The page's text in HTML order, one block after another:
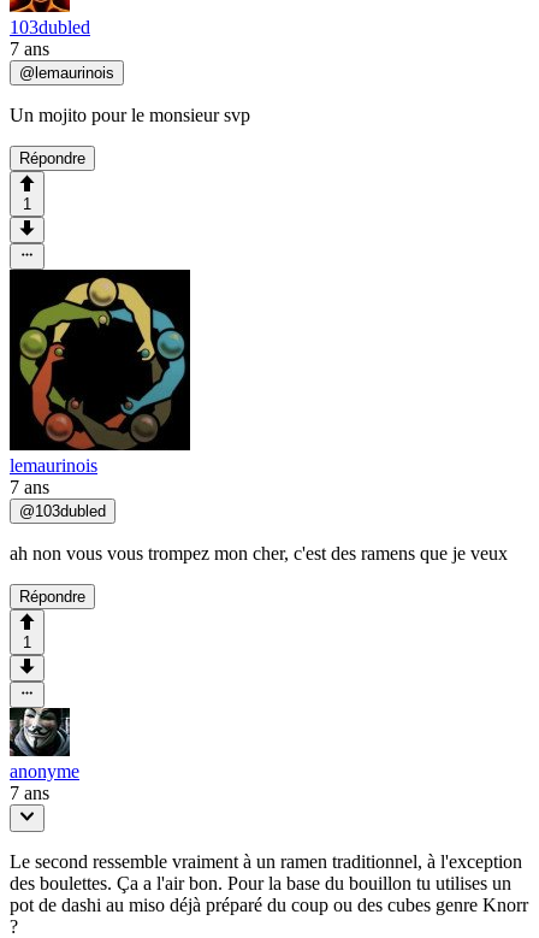
103dubled
7 ans
@ lemaurinois
Un mojito pour le monsieur svp
Répondre
1
lemaurinois
7 ans
@103dubled
ah non vous vous trompez mon cher, c'est des ramens que je veux
Répondre
1
anonyme
7 ans
Le second ressemble vraiment à un ramen traditionnel, à l'exception
des boulettes. Ça a l'air bon. Pour la base du bouillon tu utilises un
pot de dashi au miso déjà préparé du coup ou des cubes genre Knorr
?